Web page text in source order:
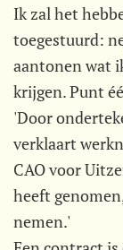
Ik zal het
toegestuurd:
aantonen wat
krijgen. Punt
'Door
verklaart
CAO voor
heeft
nemen.'